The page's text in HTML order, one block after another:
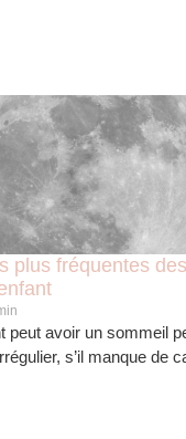
plus fréquentes
peut avoir un sommeil
s’il manque de